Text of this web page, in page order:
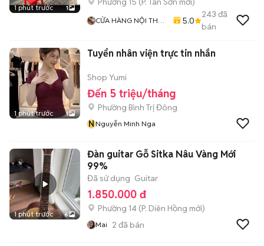
1 phút trước 1
CỬA HÀNG NỘI THẤT
5.0
243 đã
bán
1 phút trước 1
Tuyển nhân viện trực tin nhắn
Shop Yumi
Đến 5 triệu/tháng
Phường Bình Trị Đông
NNguyễn Minh Nga
1 phút trước 6
Đàn guitar Gỗ Sitka Nâu Vàng Mới
99%
Đã sử dụng Guitar
1.850.000 đ
Phường 14 (P. Diên Hồng mới)
Mai 2 đã bán